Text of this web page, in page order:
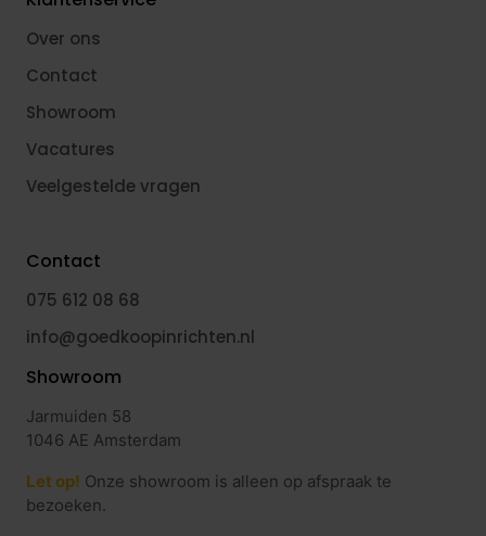
Over ons
Contact
Showroom
Vacatures
Veelgestelde vragen
Contact
075 612 08 68
info@goedkoopinrichten.nl
Showroom
Jarmuiden 58
1046 AE Amsterdam
Let op! Onze showroom is alleen op afspraak te
bezoeken.